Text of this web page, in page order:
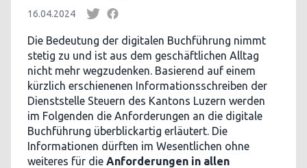
16.04.2024
Die Bedeutung der digitalen Buchführung nimmt
stetig zu und ist aus dem geschäftlichen Alltag
nicht mehr wegzudenken. Basierend auf einem
kürzlich erschienenen Informationsschreiben der
Dienststelle Steuern des Kantons Luzern werden
im Folgenden die Anforderungen an die digitale
Buchführung überblickartig erläutert. Die
Informationen dürften im Wesentlichen ohne
weiteres für die Anforderungen in allen